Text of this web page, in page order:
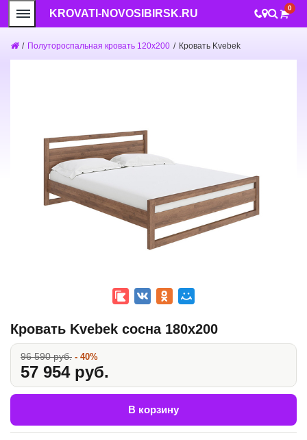
KROVATI-NOVOSIBIRSK.RU 0
/ Полутороспальная кровать 120x200 / Кровать Kvebek
Кровать Kvebek сосна 180x200
96 590 руб. - 40%
57 954 руб.
В корзину